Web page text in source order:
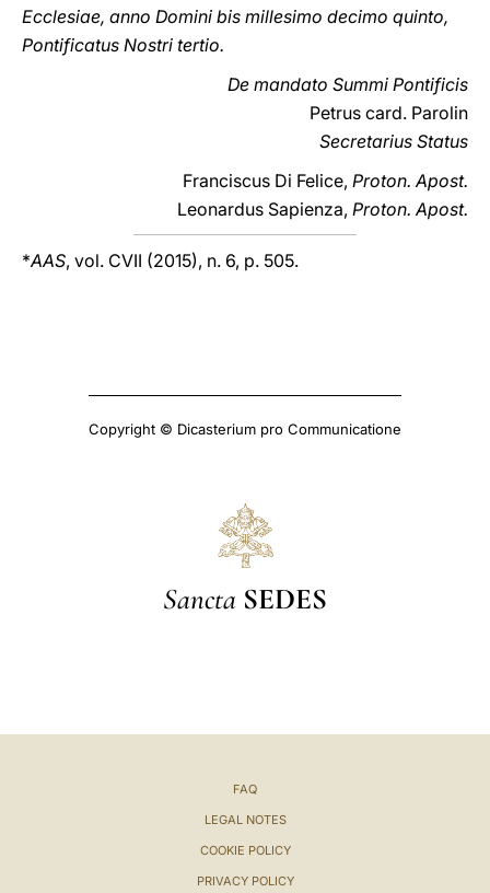
Ecclesiae, anno Domini bis millesimo decimo quinto,
Pontificatus Nostri tertio.
De mandato Summi Pontificis
Petrus card. Parolin
Secretarius Status
Franciscus Di Felice, Proton. Apost.
Leonardus Sapienza, Proton. Apost.
*AAS, vol. CVII (2015), n. 6, p. 505.
Copyright © Dicasterium pro Communicatione
Sancta SEDES
FAQ
LEGAL NOTES
COOKIE POLICY
PRIVACY POLICY